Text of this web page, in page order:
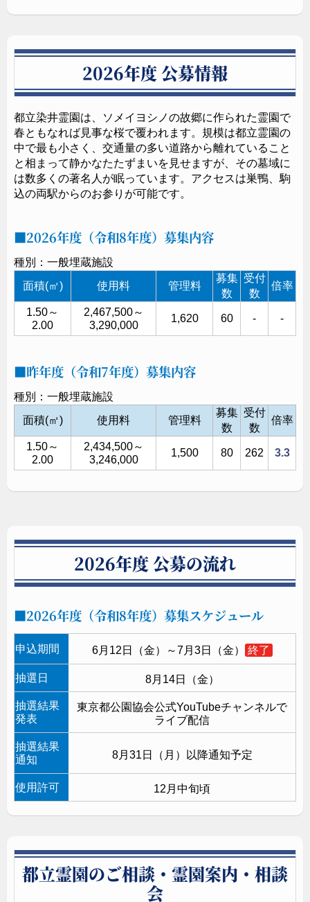
2026年度 公募情報
都立染井霊園は、ソメイヨシノの故郷に作られた霊園で
春ともなれば見事な桜で覆われます。規模は都立霊園の
中で最も小さく、交通量の多い道路から離れていること
と相まって静かなたたずまいを見せますが、その墓域に
は数多くの著名人が眠っています。アクセスは巣鴨、駒
込の両駅からのお参りが可能です。
2026年度（令和8年度）募集内容
種別：一般埋蔵施設
面積(㎡)
使用料 管理料
募集
数
受付
数
倍率
1.50～
2.00
2,467,500～
3,290,000
1,620 60 - -
昨年度（令和7年度）募集内容
種別：一般埋蔵施設
面積(㎡)
使用料 管理料
募集
数
受付
数
倍率
1.50～
2.00
2,434,500～
3,246,000
1,500 80 262 3.3
2026年度 公募の流れ
2026年度（令和8年度）募集スケジュール
申込期間 6月12日（金）～7月3日（金） 終了
抽選日 8月14日（金）
抽選結果
発表
東京都公園協会公式YouTubeチャンネルで
ライブ配信
抽選結果
通知
8月31日（月）以降通知予定
使用許可 12月中旬頃
都立霊園のご相談・霊園案内・相談
会